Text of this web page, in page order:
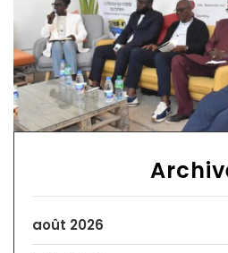
août 2026